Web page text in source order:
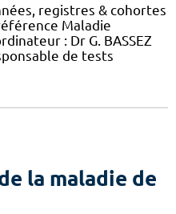
registres & cohortes
Maladie
: Dr G. BASSEZ
de tests
la maladie de